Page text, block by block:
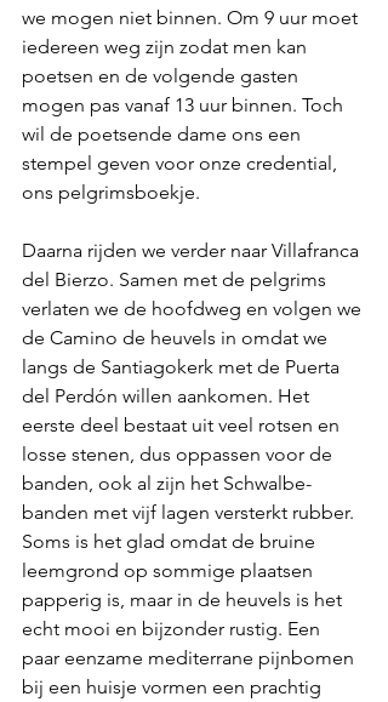
we mogen niet binnen. Om 9 uur moet
iedereen weg zijn zodat men kan
poetsen en de volgende gasten
mogen pas vanaf 13 uur binnen. Toch
wil de poetsende dame ons een
stempel geven voor onze credential,
ons pelgrimsboekje.
Daarna rijden we verder naar Villafranca
del Bierzo. Samen met de pelgrims
verlaten we de hoofdweg en volgen we
de Camino de heuvels in omdat we
langs de Santiagokerk met de Puerta
del Perdón willen aankomen. Het
eerste deel bestaat uit veel rotsen en
losse stenen, dus oppassen voor de
banden, ook al zijn het Schwalbe-
banden met vijf lagen versterkt rubber.
Soms is het glad omdat de bruine
leemgrond op sommige plaatsen
papperig is, maar in de heuvels is het
echt mooi en bijzonder rustig. Een
paar eenzame mediterrane pijnbomen
bij een huisje vormen een prachtig